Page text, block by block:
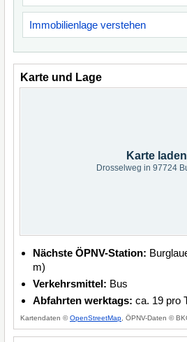
Immobilienlage verstehen
Karte und Lage
Karte laden
Drosselweg in 97724
Nächste ÖPNV-Station:
m)
Verkehrsmittel: Bus
Abfahrten werktags: ca. 19 pro
Kartendaten ©OpenStreetMap , ÖPNV-Daten ©